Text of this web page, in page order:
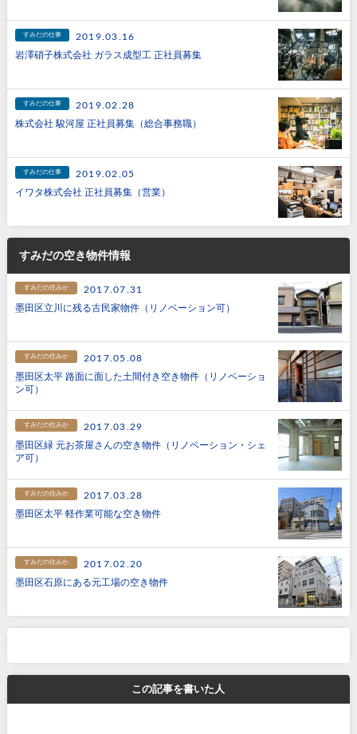
すみだの仕事
2019.03.16
岩澤硝子株式会社 ガラス成型工 正社員募集
すみだの仕事
2019.02.28
株式会社 駿河屋 正社員募集（総合事務職）
すみだの仕事
2019.02.05
イワタ株式会社 正社員募集（営業）
すみだの空き物件情報
すみだの住みか
2017.07.31
墨田区立川に残る古民家物件（リノベーション可）
すみだの住みか
2017.05.08
墨田区太平 路面に面した土間付き空き物件（リノベーショ
ン可）
すみだの住みか
2017.03.29
墨田区緑 元お茶屋さんの空き物件（リノベーション・シェ
ア可）
すみだの住みか
2017.03.28
墨田区太平 軽作業可能な空き物件
すみだの住みか
2017.02.20
墨田区石原にある元工場の空き物件
この記事を書いた人